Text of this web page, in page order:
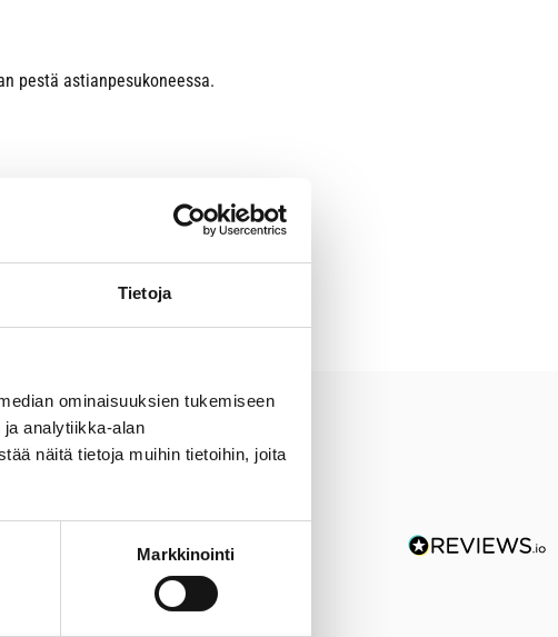
Tietoja
ominaisuuksien tukemiseen
analytiikka-alan
näitä tietoja muihin tietoihin, joita
Markkinointi
pestä astianpesukoneessa.